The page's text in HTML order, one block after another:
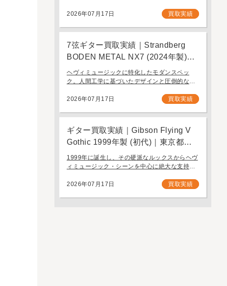
にわたり愛され続ける、鋭角なフォルムと洗練
2026年07月17日 買取実績
7弦ギター買取実績｜Strandberg
BODEN METAL NX7 (2024年製)｜
東京都江戸川区より店舗にご来店
ヘヴィミュージックに特化したモダンスペッ
ク。人間工学に基づいたデザインと圧倒的なプ
BODEN METAL NX7」。 スウェーデン発、独
2026年07月17日 買取実績
ギター買取実績｜Gibson Flying V
Gothic 1999年製 (初代)｜東京都江
戸川区より店舗へお持ち込み
1999年に誕生し、その硬派なルックスからヘヴ
ィミュージック・シーンを中心に絶大な支持を
は、生産初年度となる1999年製の「Gibson
2026年07月17日 買取実績